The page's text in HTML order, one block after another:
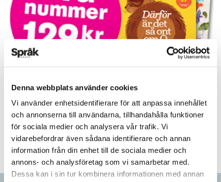
Denna webbplats använder cookies
Vi använder enhetsidentifierare för att anpassa innehållet
och annonserna till användarna, tillhandahålla funktioner
för sociala medier och analysera vår trafik. Vi
vidarebefordrar även sådana identifierare och annan
information från din enhet till de sociala medier och
annons- och analysföretag som vi samarbetar med.
Dessa kan i sin tur kombinera informationen med annan
Prova på!
Tidningen i brevlådan plus tillgång till webben och digital
läsning med vår app
TVÅ NUMMER FÖR 129 KR!